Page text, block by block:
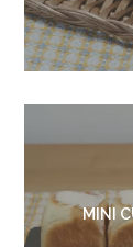
MINI